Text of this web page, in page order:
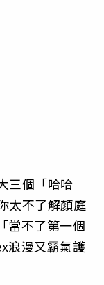
三個「哈哈
太不了解顏庭
當不了第一個
浪漫又霸氣護